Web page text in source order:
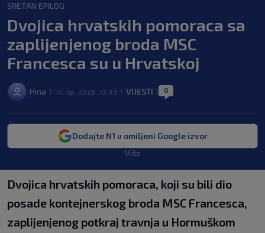
SRETAN EPILOG
Dvojica hrvatskih pomoraca sa
zaplijenjenog broda MSC
Francesca su u Hrvatskoj
Hina 14. lip. 2026. 10:43 VIJESTI 0
Dodajte N1 u omiljeni Google izvor
Više
Dvojica hrvatskih pomoraca, koji su bili dio
posade kontejnerskog broda MSC Francesca,
zaplijenjenog potkraj travnja u Hormuškom